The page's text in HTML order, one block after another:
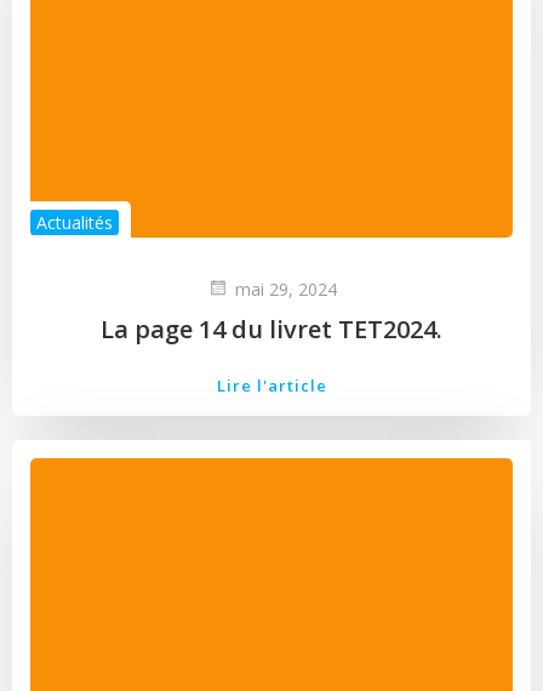
Actualités
mai 29, 2024
La page 14 du livret TET2024.
Lire l'article